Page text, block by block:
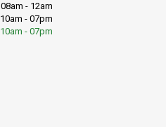
08am - 12am
10am - 07pm
10am - 07pm